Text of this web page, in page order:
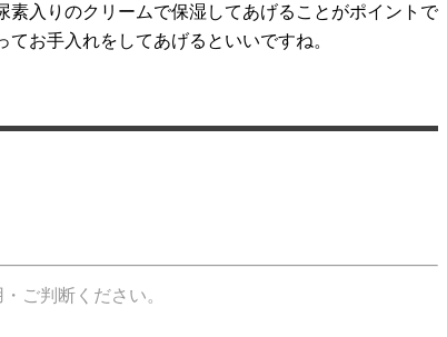
入りのクリームで保湿してあげることがポイントで
お手入れをしてあげるといいですね。
ご判断ください。